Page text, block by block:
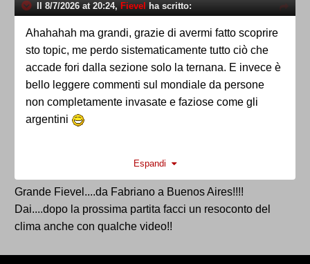
Il 8/7/2026 at 20:24, Fievel ha scritto:
Ahahahah ma grandi, grazie di avermi fatto scoprire
sto topic, me perdo sistematicamente tutto ciò che
accade fori dalla sezione solo la ternana. E invece è
bello leggere commenti sul mondiale da persone
non completamente invasate e faziose come gli
argentini
mistica, non so normali... Aldilà dei gol che è un
boato che travolge tutta la città ma è tutto il contorno:
il mondiale permea tutto.
Il giorno della partita il 60% della gente a tenesse
solo i passanti ma commercianti, operai, medici,
Espandi
Grande Fievel....da Fabriano a Buenos Aires!!!!
Dai....dopo la prossima partita facci un resoconto del
clima anche con qualche video!!